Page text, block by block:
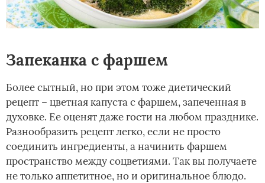
Запеканка с фаршем
Более сытный, но при этом тоже диетический
рецепт – цветная капуста с фаршем, запеченная в
духовке. Ее оценят даже гости на любом празднике.
Разнообразить рецепт легко, если не просто
соединить ингредиенты, а начинить фаршем
пространство между соцветиями. Так вы получаете
не только аппетитное, но и оригинальное блюдо.